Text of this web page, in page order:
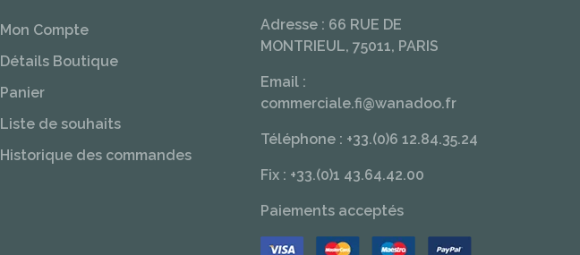
Mon Compte
Détails Boutique
Panier
Liste de souhaits
Historique des commandes
Adresse : 66 RUE DE
MONTRIEUL, 75011, PARIS
Email :
commerciale.fi@wanadoo.fr
Téléphone : +33.(0)6 12.84.35.24
Fix : +33.(0)1 43.64.42.00
Paiements acceptés